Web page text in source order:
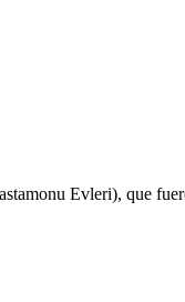
Evleri), que